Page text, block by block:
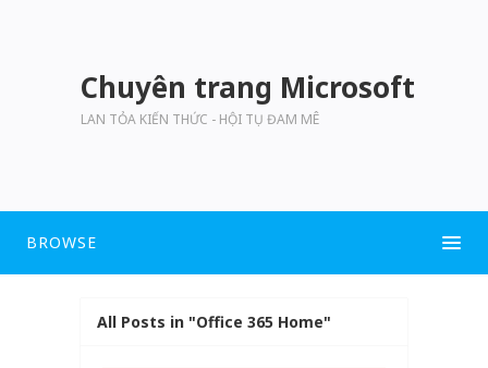
Chuyên trang Microsoft
LAN TỎA KIẾN THỨC - HỘI TỤ ĐAM MÊ
BROWSE
All Posts in "Office 365 Home"